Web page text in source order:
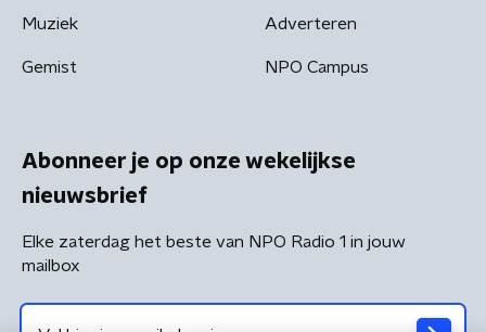
Muziek
Gemist
Adverteren
NPO Campus
Abonneer je op onze wekelijkse
nieuwsbrief
Elke zaterdag het beste van NPO Radio 1 in jouw
mailbox